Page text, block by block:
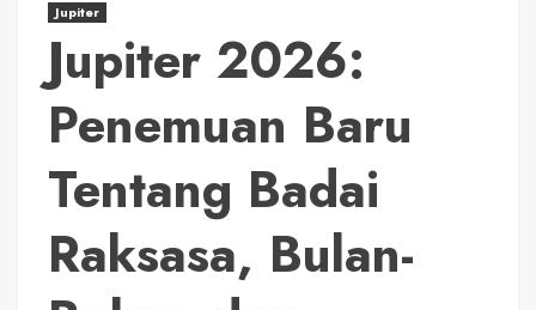
Jupiter
Jupiter 2026:
Penemuan Baru
Tentang Badai
Raksasa, Bulan-